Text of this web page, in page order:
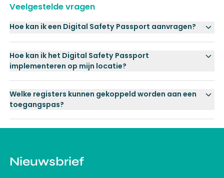
Veelgestelde vragen
Hoe kan ik een Digital Safety Passport aanvragen?
Hoe kan ik het Digital Safety Passport
implementeren op mijn locatie?
Welke registers kunnen gekoppeld worden aan een
toegangspas?
Nieuwsbrief